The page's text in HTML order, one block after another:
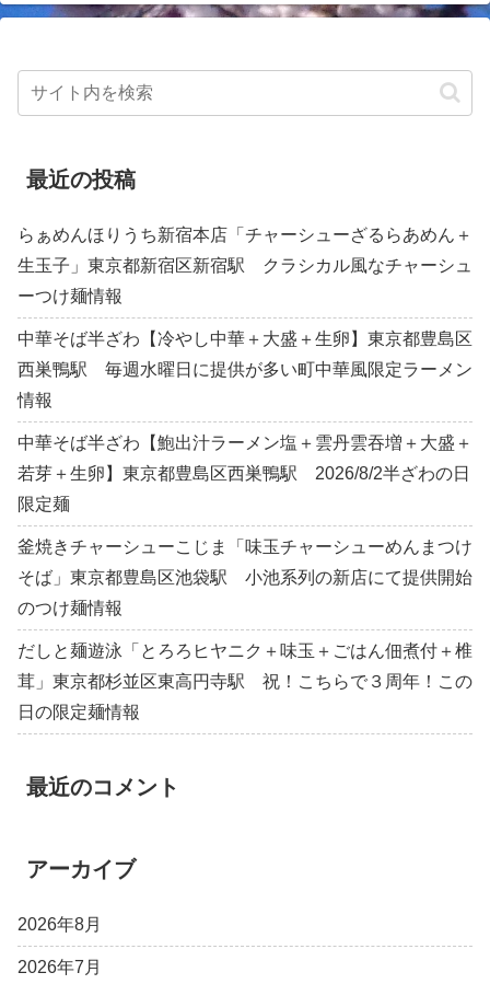
最近の投稿
らぁめんほりうち新宿本店「チャーシューざるらあめん＋
生玉子」東京都新宿区新宿駅 クラシカル風なチャーシュ
ーつけ麺情報
中華そば半ざわ【冷やし中華＋大盛＋生卵】東京都豊島区
西巣鴨駅 毎週水曜日に提供が多い町中華風限定ラーメン
情報
中華そば半ざわ【鮑出汁ラーメン塩＋雲丹雲吞増＋大盛＋
若芽＋生卵】東京都豊島区西巣鴨駅 2026/8/2半ざわの日
限定麺
釜焼きチャーシューこじま「味玉チャーシューめんまつけ
そば」東京都豊島区池袋駅 小池系列の新店にて提供開始
のつけ麺情報
だしと麺遊泳「とろろヒヤニク＋味玉＋ごはん佃煮付＋椎
茸」東京都杉並区東高円寺駅 祝！こちらで３周年！この
日の限定麺情報
最近のコメント
アーカイブ
2026年8月
2026年7月